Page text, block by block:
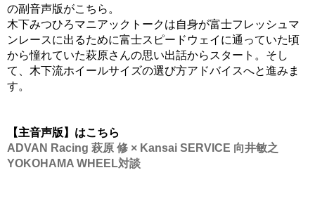
の副音声版がこちら。
木下みつひろマニアックトークは自身が富士フレッシュマ
ンレースに出るために富士スピードウェイに通っていた頃
から憧れていた萩原さんの思い出話からスタート。そし
て、木下流ホイールサイズの選び方アドバイスへと進みま
す。
【主音声版】はこちら
ADVAN Racing 萩原 修 × Kansai SERVICE 向井敏之
YOKOHAMA WHEEL対談